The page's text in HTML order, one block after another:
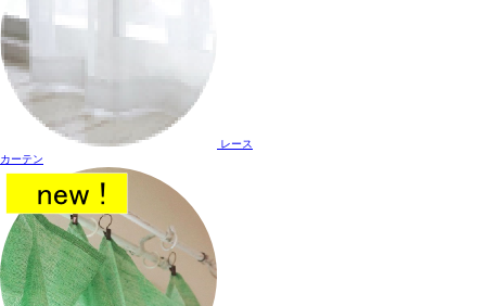
レース
カーテン